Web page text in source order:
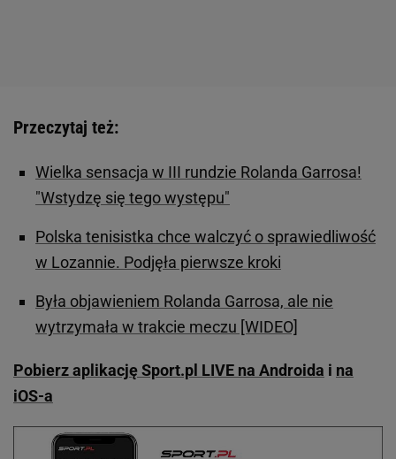
Przeczytaj też:
Wielka sensacja w III rundzie Rolanda Garrosa!
"Wstydzę się tego występu"
Polska tenisistka chce walczyć o sprawiedliwość
w Lozannie. Podjęła pierwsze kroki
Była objawieniem Rolanda Garrosa, ale nie
wytrzymała w trakcie meczu [WIDEO]
Pobierz aplikację Sport.pl LIVE na Androida i na
iOS-a